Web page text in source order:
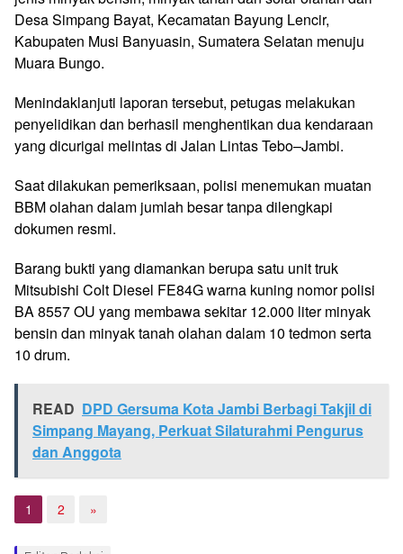
Desa Simpang Bayat, Kecamatan Bayung Lencir,
Kabupaten Musi Banyuasin, Sumatera Selatan menuju
Muara Bungo.
Menindaklanjuti laporan tersebut, petugas melakukan
penyelidikan dan berhasil menghentikan dua kendaraan
yang dicurigai melintas di Jalan Lintas Tebo–Jambi.
Saat dilakukan pemeriksaan, polisi menemukan muatan
BBM olahan dalam jumlah besar tanpa dilengkapi
dokumen resmi.
Barang bukti yang diamankan berupa satu unit truk
Mitsubishi Colt Diesel FE84G warna kuning nomor polisi
BA 8557 OU yang membawa sekitar 12.000 liter minyak
bensin dan minyak tanah olahan dalam 10 tedmon serta
10 drum.
READ DPD Gersuma Kota Jambi Berbagi Takjil di
Simpang Mayang, Perkuat Silaturahmi Pengurus
dan Anggota
1 2 »